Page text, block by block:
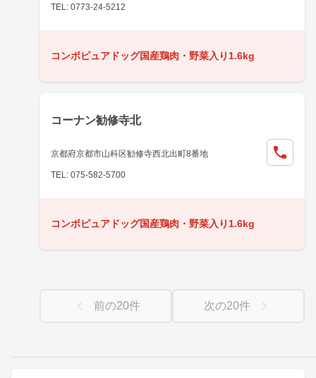
TEL: 0773-24-5212
コンボピュアドッグ国産鶏肉・野菜入り1.6kg
コーナン勧修寺北
京都府京都市山科区勧修寺西北出町8番地
TEL: 075-582-5700
コンボピュアドッグ国産鶏肉・野菜入り1.6kg
前の20件 次の20件